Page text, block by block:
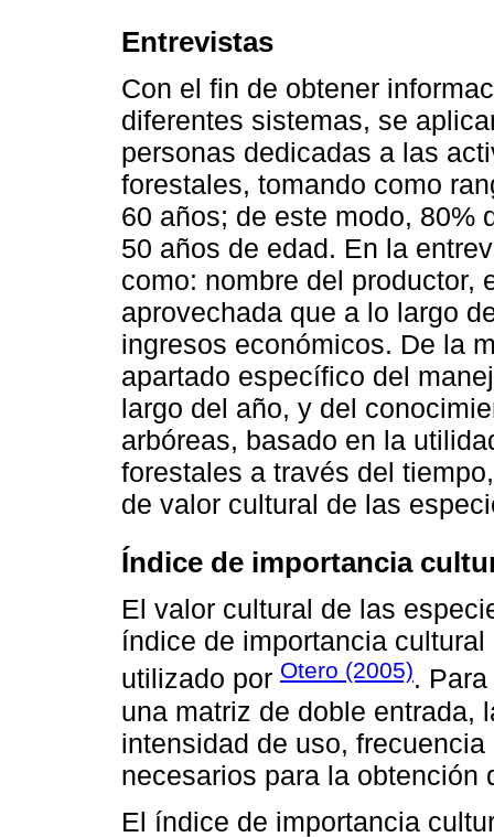
Entrevistas
Con el fin de obtener
diferentes sistemas, se
personas dedicadas a las
forestales, tomando como
60 años; de este modo, 80%
50 años de edad. En la
como: nombre del productor,
aprovechada que a lo largo
ingresos económicos. De la
apartado específico del
largo del año, y del
arbóreas, basado en la
forestales a través del
de valor cultural de las
Índice de importancia
El valor cultural de las
índice de importancia
utilizado por Otero (2005).
una matriz de doble entrada,
intensidad de uso,
necesarios para la
El índice de importancia